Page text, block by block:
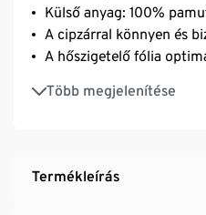
Külső anyag: 100%
A cipzárral könnyen és
A hőszigetelő fólia
Több megjelenítése
Megerősített alj a kellő
Jégakku nélkül kb. 4
Termékleírás